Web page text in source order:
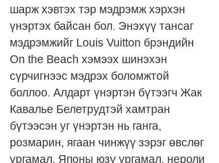
шарж хэвтэх тэр мэдрэмж хэрхэн
үнэртэх байсан бол. Энэхүү тансаг
мэдрэмжийг Louis Vuitton брэндийн
On the Beach хэмээх шинэхэн
сүрчигнээс мэдрэх боломжтой
боллоо. Алдарт үнэртэн бүтээгч Жак
Кавалье Белетрудтэй хамтран
бүтээсэн уг үнэртэн нь ганга,
розмарин, ягаан чинжүү зэрэг өвслөг
ургамал, Японы юзу ургамал, нероли